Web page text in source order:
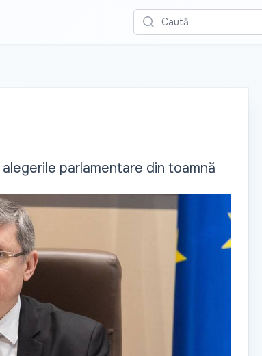
Caută
parlamentare din toamnă